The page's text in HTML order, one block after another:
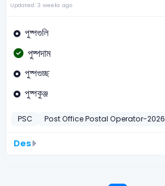
Updated: 3 weeks ago
পুষ্পগুলি
পুষ্পদাম
পুষ্পগুচ্ছ
পুষ্পকুঞ্জ
PSC Post Office Postal Operator-2026
Des